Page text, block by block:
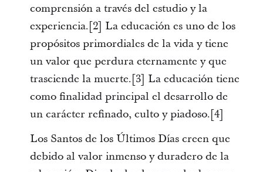
comprensión a través del estudio y la
experiencia.[2] La educación es uno de los
propósitos primordiales de la vida y tiene
un valor que perdura eternamente y que
trasciende la muerte.[3] La educación tiene
como finalidad principal el desarrollo de
un carácter refinado, culto y piadoso.[4]
Los Santos de los Últimos Días creen que
debido al valor inmenso y duradero de la